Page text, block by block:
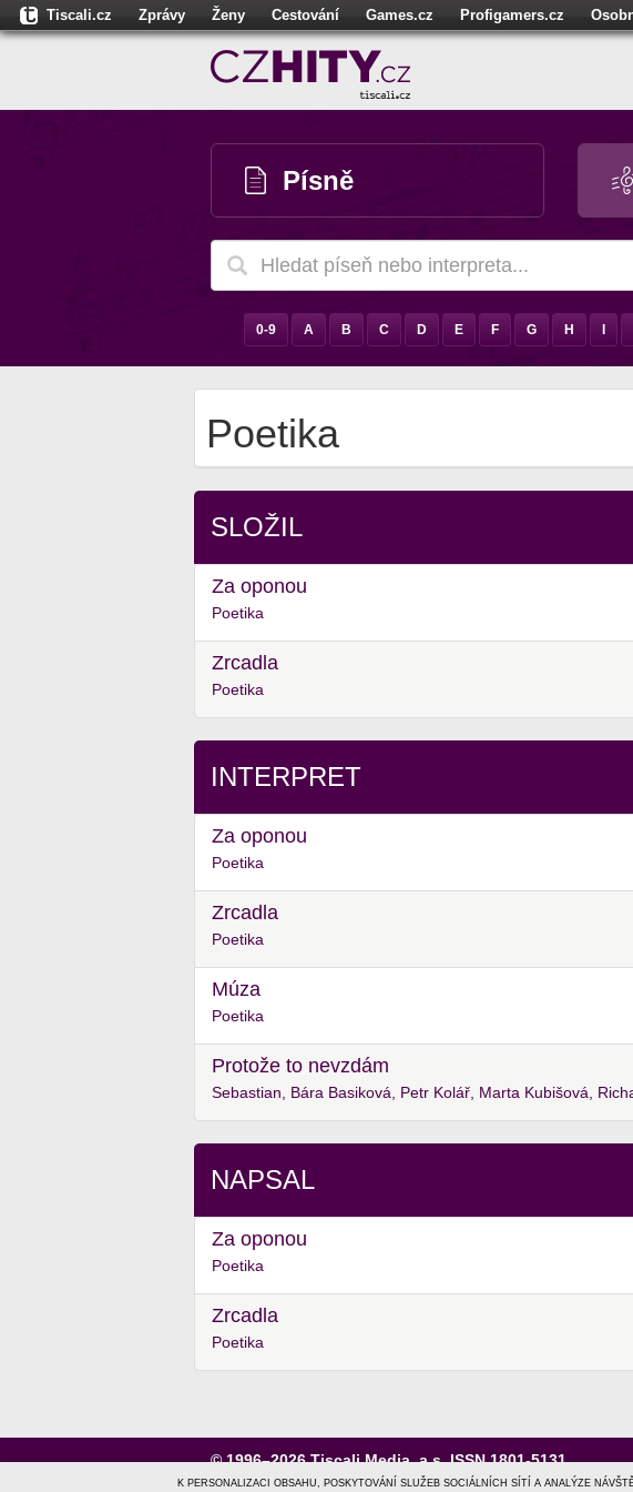
Tiscali.cz Zprávy Ženy Cestování Games.cz Profigamers.cz
Sport Dokina.cz CZhity.cz
K PERSONALIZACI OBSAHU, POSKYTOVÁNÍ SLUŽEB SOCIÁLNÍCH SÍTÍ A ANALÝZE
Písně
0-9 A B C D E F G H
Poetika
SLOŽIL
Za oponou
Poetika
Zrcadla
Poetika
INTERPRET
Za oponou
Poetika
Zrcadla
Poetika
Múza
Poetika
Protože to nevzdám
NAPSAL
Za oponou
Poetika
Zrcadla
Poetika
© 1996–2026Tiscali Media, a.s.ISSN 1801-5131
o nás|kontakt|reklama|ochrana osobních údajů|